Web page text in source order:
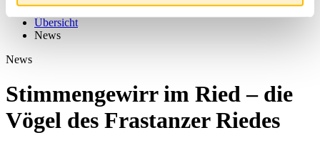
Startseite
Übersicht
News
News
Stimmengewirr im Ried – die
Vögel des Frastanzer Riedes